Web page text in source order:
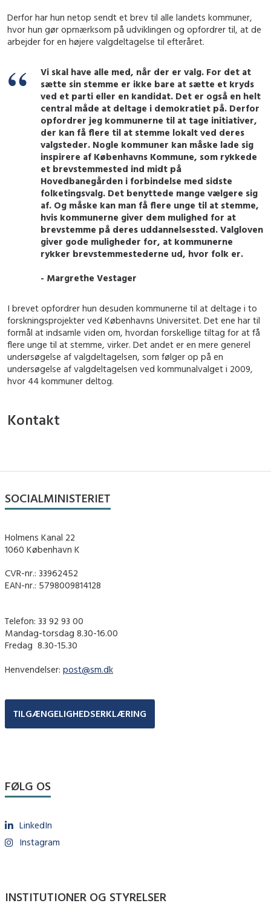
Derfor har hun netop sendt et brev til alle landets kommuner,
hvor hun gør opmærksom på udviklingen og opfordrer til, at de
arbejder for en højere valgdeltagelse til efteråret.
Vi skal have alle med, når der er valg. For det at
sætte sin stemme er ikke bare at sætte et kryds
ved et parti eller en kandidat. Det er også en helt
central måde at deltage i demokratiet på. Derfor
opfordrer jeg kommunerne til at tage initiativer,
der kan få flere til at stemme lokalt ved deres
valgsteder. Nogle kommuner kan måske lade sig
inspirere af Københavns Kommune, som rykkede
et brevstemmested ind midt på
Hovedbanegården i forbindelse med sidste
folketingsvalg. Det benyttede mange vælgere sig
af. Og måske kan man få flere unge til at stemme,
hvis kommunerne giver dem mulighed for at
brevstemme på deres uddannelsessted. Valgloven
giver gode muligheder for, at kommunerne
rykker brevstemmestederne ud, hvor folk er.
- Margrethe Vestager
I brevet opfordrer hun desuden kommunerne til at deltage i to
forskningsprojekter ved Københavns Universitet. Det ene har til
formål at indsamle viden om, hvordan forskellige tiltag for at få
flere unge til at stemme, virker. Det andet er en mere generel
undersøgelse af valgdeltagelsen, som følger op på en
undersøgelse af valgdeltagelsen ved kommunalvalget i 2009,
hvor 44 kommuner deltog.
Kontakt
SOCIALMINISTERIET
Holmens Kanal 22
1060 København K
CVR-nr.: 33962452
EAN-nr.: 5798009814128
Telefon: 33 92 93 00
Mandag-torsdag 8.30-16.00
Fredag ​ 8.30-15.30
Henvendelser: post@sm.dk
TILGÆNGELIGHEDSERKLÆRING
FØLG OS
LinkedIn
Instagram
INSTITUTIONER OG STYRELSER